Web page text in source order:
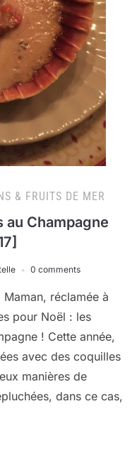
& FRUITS DE MER
au Champagne
0 comments
réclamée à
pour Noël : les
! Cette année,
avec des coquilles
manières de
dans ce cas,